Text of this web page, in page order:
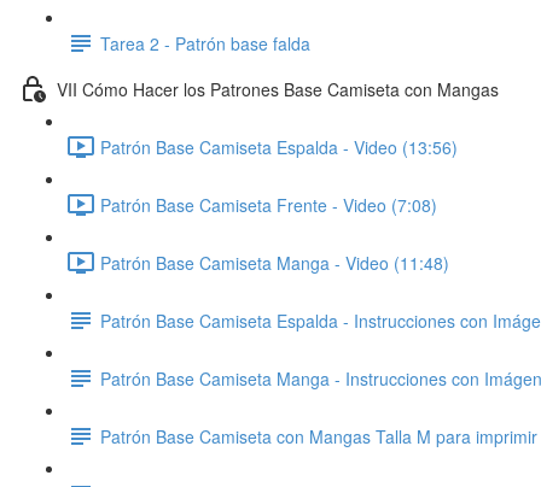
Tarea 2 - Patrón base falda
VII Cómo Hacer los Patrones Base Camiseta con Mangas
Patrón Base Camiseta Espalda - Video (13:56)
Patrón Base Camiseta Frente - Video (7:08)
Patrón Base Camiseta Manga - Video (11:48)
Patrón Base Camiseta Espalda - Instrucciones con
Patrón Base Camiseta Manga - Instrucciones con
Patrón Base Camiseta con Mangas Talla M para imprimir